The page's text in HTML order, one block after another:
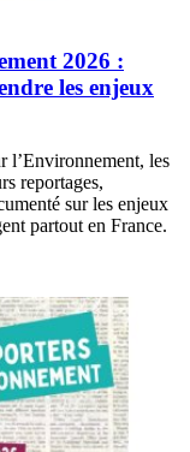
2026 :
les enjeux
l’Environnement, les
reportages,
sur les enjeux
partout en France.